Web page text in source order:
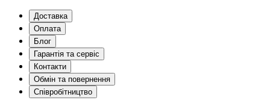
Доставка
Оплата
Блог
Гарантія та сервіс
Контакти
Обмін та повернення
Співробітництво